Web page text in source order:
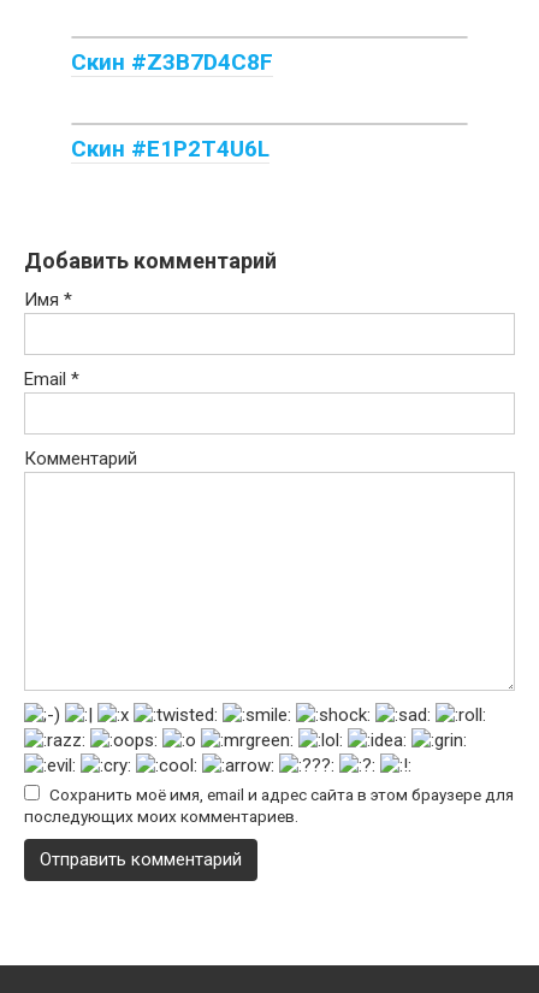
Скин #Z3B7D4C8F
Скин #E1P2T4U6L
Добавить комментарий
Имя *
Email *
Комментарий
Сохранить моё имя, email и адрес сайта в этом браузере для
последующих моих комментариев.